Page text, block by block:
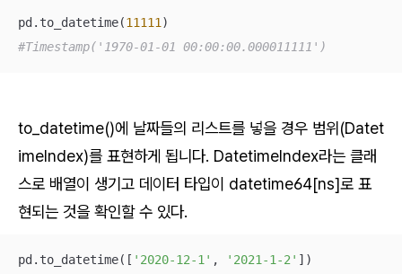
pd.to_datetime(11111
#Timestamp('1970-01-01 00:00:00.000011111')
to_datetime()에 날짜들의 리스트를 넣을 경우 범위(Datet
imeIndex)를 표현하게 됩니다. DatetimeIndex라는 클래
스로 배열이 생기고 데이터 타입이 datetime64[ns]로 표
현되는 것을 확인할 수 있다.
pd.to_datetime([ '2020-12-1' , '2021-1-2'